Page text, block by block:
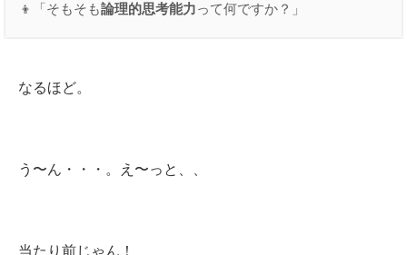
👦「そもそも論理的思考能力って何ですか？」
なるほど。
う〜ん・・・。え〜っと、、
当たり前じゃん！